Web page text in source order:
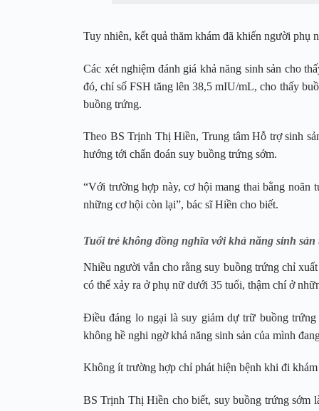
Tuy nhiên, kết quả thăm khám đã khiến người phụ
Các xét nghiệm đánh giá khả năng sinh sản cho
đó, chỉ số FSH tăng lên 38,5 mIU/mL, cho thấy
buồng trứng.
Theo BS Trịnh Thị Hiền, Trung tâm Hỗ trợ sinh
hướng tới chẩn đoán suy buồng trứng sớm.
“Với trường hợp này, cơ hội mang thai bằng noãn
những cơ hội còn lại”, bác sĩ Hiền cho biết.
Tuổi trẻ không đồng nghĩa với khả năng sinh sản
Nhiều người vẫn cho rằng suy buồng trứng chỉ
có thể xảy ra ở phụ nữ dưới 35 tuổi, thậm chí ở
Điều đáng lo ngại là suy giảm dự trữ buồng
không hề nghi ngờ khả năng sinh sản của mình
Không ít trường hợp chỉ phát hiện bệnh khi đi
BS Trịnh Thị Hiền cho biết, suy buồng trứng sớm